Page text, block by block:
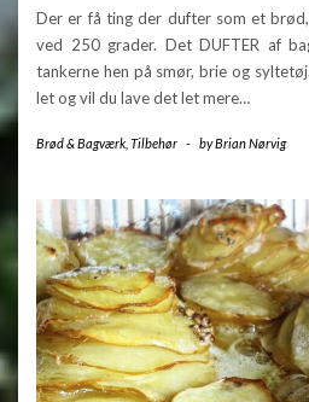
Der er få ting der dufter som et
ved 250 grader. Det DUFTER af
tankerne hen på smør, brie og
let og vil du lave det let mere…
Brød & Bagværk Tilbehør - byBrian Nørvig